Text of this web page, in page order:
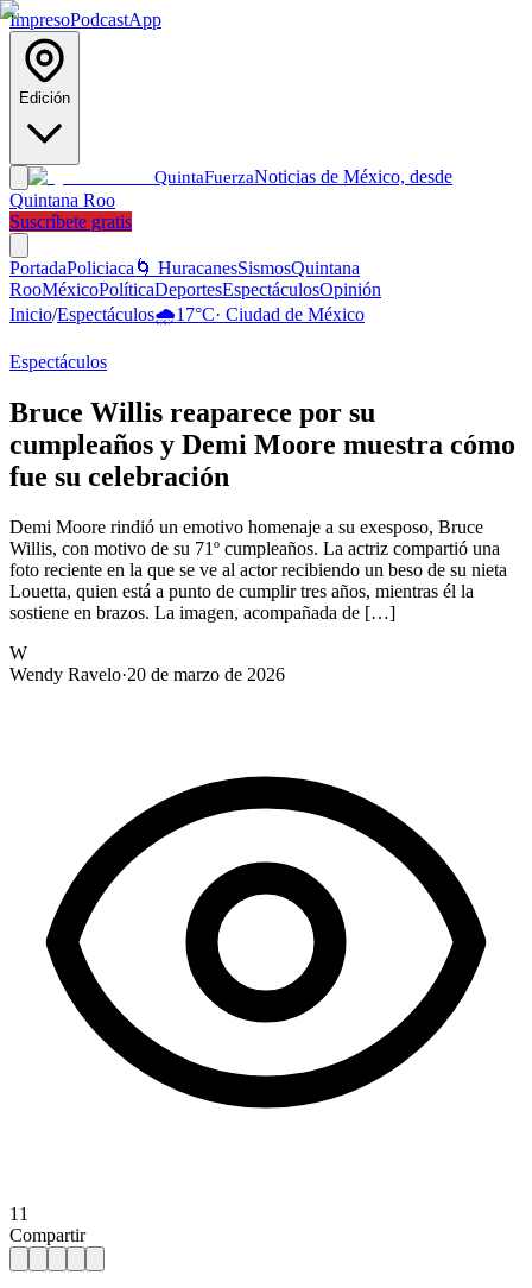
ImpresoPodcastApp
Edición
QuintaFuerzaNoticias de México, desde
Quintana Roo
Suscríbete gratis
PortadaPoliciaca 🌀 HuracanesSismosQuintana
RooMéxicoPolíticaDeportesEspectáculosOpinión
Inicio/Espectáculos🌧️17°C· Ciudad de México
Espectáculos
Bruce Willis reaparece por su
cumpleaños y Demi Moore muestra cómo
fue su celebración
Demi Moore rindió un emotivo homenaje a su exesposo, Bruce
Willis, con motivo de su 71º cumpleaños. La actriz compartió una
foto reciente en la que se ve al actor recibiendo un beso de su nieta
Louetta, quien está a punto de cumplir tres años, mientras él la
sostiene en brazos. La imagen, acompañada de […]
W
Wendy Ravelo·20 de marzo de 2026
11
Compartir